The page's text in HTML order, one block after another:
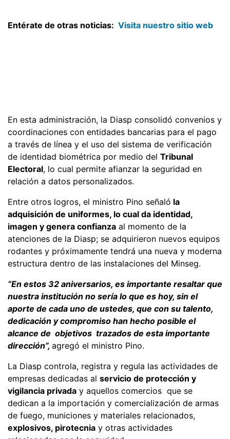
Entérate de otras noticias: Visita nuestro sitio web
En esta administración, la Diasp consolidó convenios y
coordinaciones con entidades bancarias para el pago
a través de línea y el uso del sistema de verificación
de identidad biométrica por medio del Tribunal
Electoral, lo cual permite afianzar la seguridad en
relación a datos personalizados.
Entre otros logros, el ministro Pino señaló la
adquisición de uniformes, lo cual da identidad,
imagen y genera confianza al momento de la
atenciones de la Diasp; se adquirieron nuevos equipos
rodantes y próximamente tendrá una nueva y moderna
estructura dentro de las instalaciones del Minseg.
“En estos 32 aniversarios, es importante resaltar que
nuestra institución no sería lo que es hoy, sin el
aporte de cada uno de ustedes, que con su talento,
dedicación y compromiso han hecho posible el
alcance de objetivos trazados de esta importante
dirección”, agregó el ministro Pino.
La Diasp controla, registra y regula las actividades de
empresas dedicadas al servicio de protección y
vigilancia privada y aquellos comercios que se
dedican a la importación y comercialización de armas
de fuego, municiones y materiales relacionados,
explosivos, pirotecnia y otras actividades